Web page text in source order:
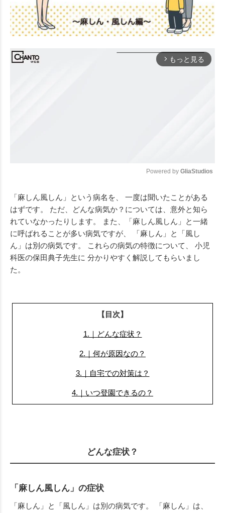
arrow_forward_ios もっと見る
Powered by GliaStudios
「麻しん風しん」という病名を、 一度は聞いたことがある
はずです。 ただ、どんな病気か？については、意外と知ら
れていなかったりします。 また、「麻しん風しん」と一緒
に呼ばれることが多い病気ですが、 「麻しん」と「風し
ん」は別の病気です。 これらの病気の特徴について、 小児
科医の保田典子先生に 分かりやすく解説してもらいまし
た。
【目次】
1.｜どんな症状？
2.｜何が原因なの？
3.｜自宅での対策は？
4.｜いつ登園できるの？
どんな症状？
「麻しん風しん」の症状
「麻しん」と「風しん」は別の病気です。 「麻しん」は、